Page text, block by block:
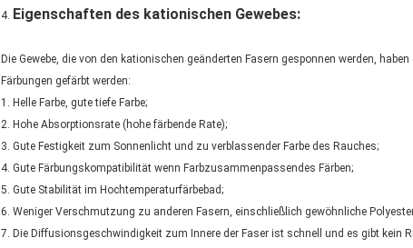
4. Eigenschaften des kationischen Gewebes:
Die Gewebe, die von den kationischen geänderten Fasern gesponnen werden,
Färbungen gefärbt werden:
1. Helle Farbe, gute tiefe Farbe;
2. Hohe Absorptionsrate (hohe färbende Rate);
3. Gute Festigkeit zum Sonnenlicht und zu verblassender Farbe des Rauches;
4. Gute Färbungskompatibilität wenn Farbzusammenpassendes Färben;
5. Gute Stabilität im Hochtemperaturfärbebad;
6. Weniger Verschmutzung zu anderen Fasern, einschließlich gewöhnliche
7. Die Diffusionsgeschwindigkeit zum Innere der Faser ist schnell und es gibt kein